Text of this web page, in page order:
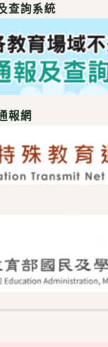
查詢系統
報網